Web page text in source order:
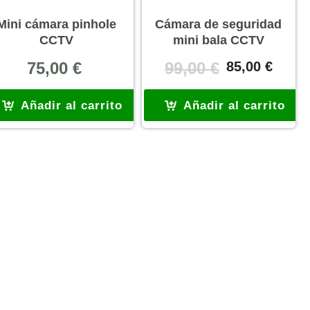
cámara pinhole
CCTV
75,00€
Añadir al carrito
Cámara de seguridad
mini bala CCTV
99,00€ El
original
era:
99,00 €.
85,00 €El
actual
es:
85,00
Añadir al carrito